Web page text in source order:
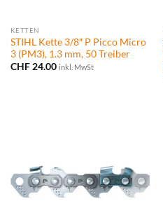
KETTEN
STIHL Kette 3/8″ P Picco Micro
3 (PM3), 1.3 mm, 50 Treiber
CHF24.00 inkl. MwSt